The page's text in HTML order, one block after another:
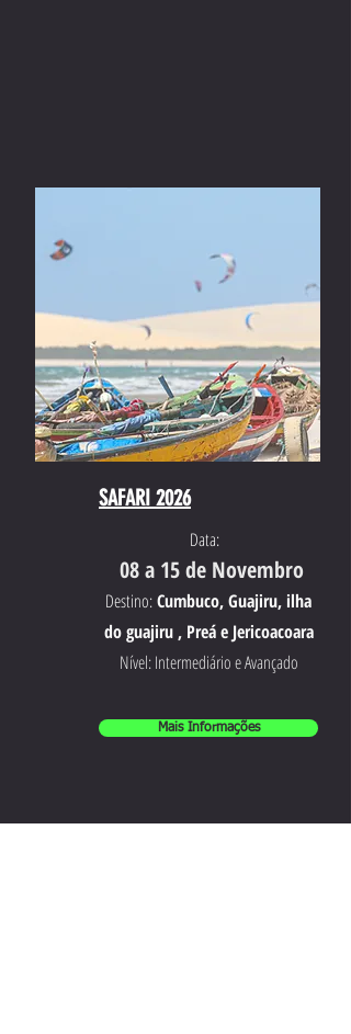
SAFARI 2026
Data:
08 a 15 de Novembro
Destino:Cumbuco, Guajiru, ilha
do guajiru , Preá e Jericoacoara
Nível: Intermediário e Avançado
Mais Informações